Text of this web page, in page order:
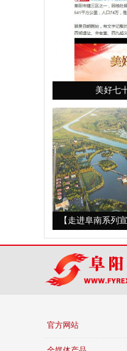
美好七
【走进阜南系列
官方网站